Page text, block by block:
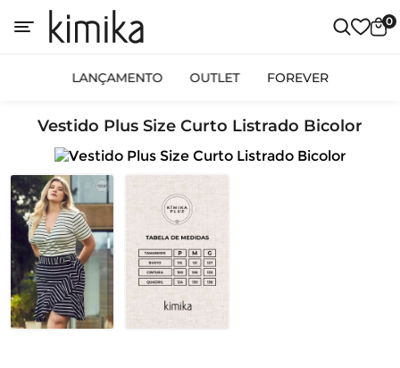
0
LANÇAMENTO OUTLET FOREVER
Vestido Plus Size Curto Listrado Bicolor